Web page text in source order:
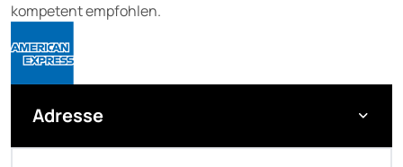
kompetent empfohlen.
Adresse